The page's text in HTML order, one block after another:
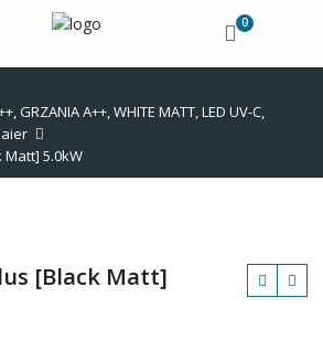
0
,GRZANIA A++,WHITE MATT,LED UV-C,
Matt] 5.0kW
[Black Matt]